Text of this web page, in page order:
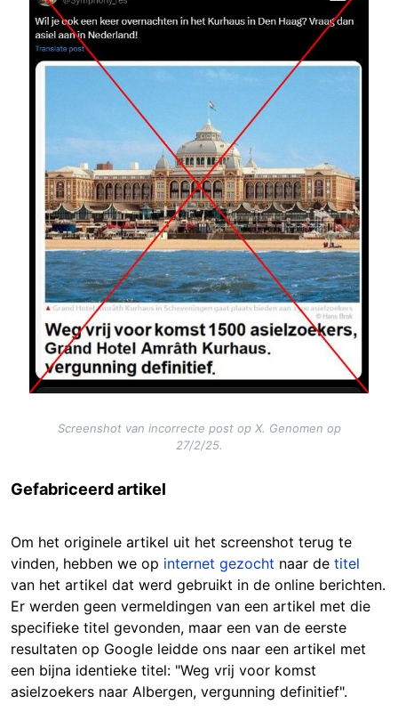
Screenshot van incorrecte post op X. Genomen op
27/2/25.
Gefabriceerd artikel
Om het originele artikel uit het screenshot terug te
vinden, hebben we op internet gezocht naar de titel
van het artikel dat werd gebruikt in de online berichten.
Er werden geen vermeldingen van een artikel met die
specifieke titel gevonden, maar een van de eerste
resultaten op Google leidde ons naar een artikel met
een bijna identieke titel: "Weg vrij voor komst
asielzoekers naar Albergen, vergunning definitief".